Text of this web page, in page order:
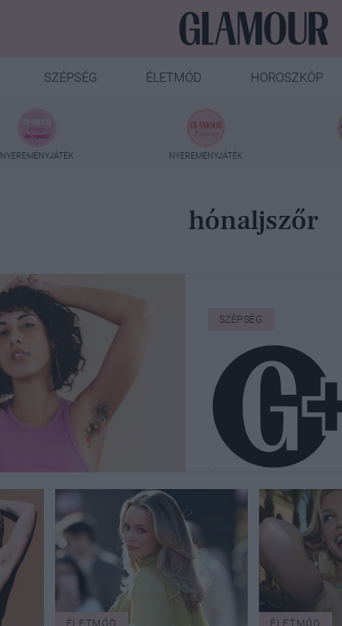
SZÉPSÉG ÉLETMÓD HOROSZKÓP
NYEREMÉNYJÁTÉK NYEREMÉNYJÁTÉK
hónaljszőr
SZÉPSÉG
a nőket, hogy muszáj
szőrteleníteniük
ÉLETMÓD ÉLETMÓD